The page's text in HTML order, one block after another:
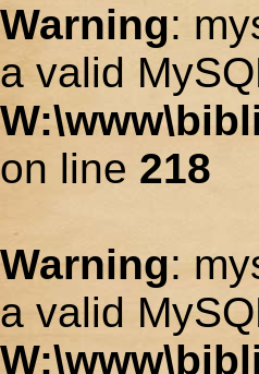
Warning:
a valid
on line 218
Warning:
a valid